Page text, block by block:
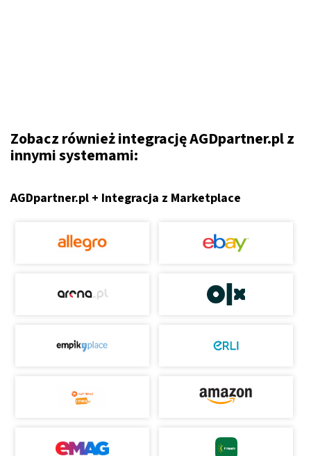
Zobacz również integrację AGDpartner.pl z
innymi systemami:
AGDpartner.pl + Integracja z Marketplace